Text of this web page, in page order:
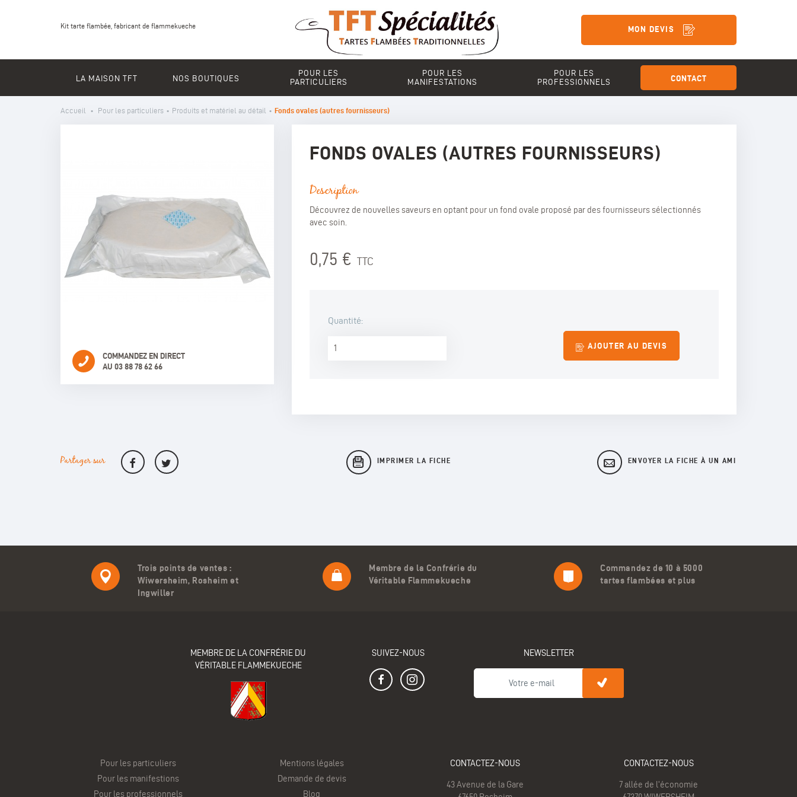
Kit tarte flambée, fabricant de flammekueche MON DEVIS
LA MAISON TFT NOS BOUTIQUES
POUR LES
PARTICULIERS
POUR LES
MANIFESTATIONS
POUR LES
PROFESSIONNELS
CONTACT
Accueil • Pour les particuliers • Produits et matériel au détail • Fonds ovales (autres fournisseurs)
FONDS OVALES (AUTRES FOURNISSEURS)
Description
Découvrez de nouvelles saveurs en optant pour un fond ovale proposé par des fournisseurs sélectionnés
avec soin.
0,75 € TTC
Quantité:
AJOUTER AU DEVIS
COMMANDEZ EN DIRECT
AU 03 88 78 62 66
Partager sur IMPRIMER LA FICHE ENVOYER LA FICHE À UN AMI
Trois points de ventes :
Wiwersheim, Rosheim et
Ingwiller
Membre de la Confrérie du
Véritable Flammekueche
Commandez de 10 à 5000
tartes flambées et plus
MEMBRE DE LA CONFRÉRIE DU
VÉRITABLE FLAMMEKUECHE
SUIVEZ-NOUS NEWSLETTER
Pour les particuliers
Pour les manifestions
Pour les professionnels
Mentions légales
Demande de devis
Blog
CONTACTEZ-NOUS
43 Avenue de la Gare
CONTACTEZ-NOUS
7 allée de l'économie